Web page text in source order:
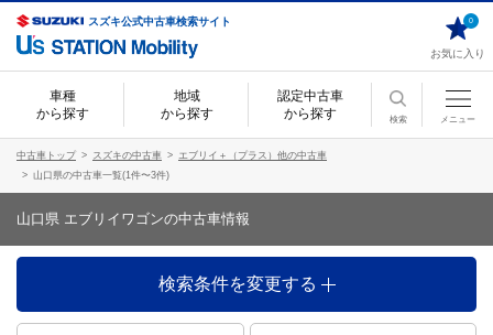
スズキ公式中古車検索サイト
お気に入り
0
車種
から探す
地域
から探す
認定中古車
から探す
検索 メニュー
中古車トップ スズキの中古車
エブリイ＋（プラス）他の中古車
山口県の中古車一覧(1件〜3件)
山口県 エブリイワゴンの中古車情報
検索条件を変更する